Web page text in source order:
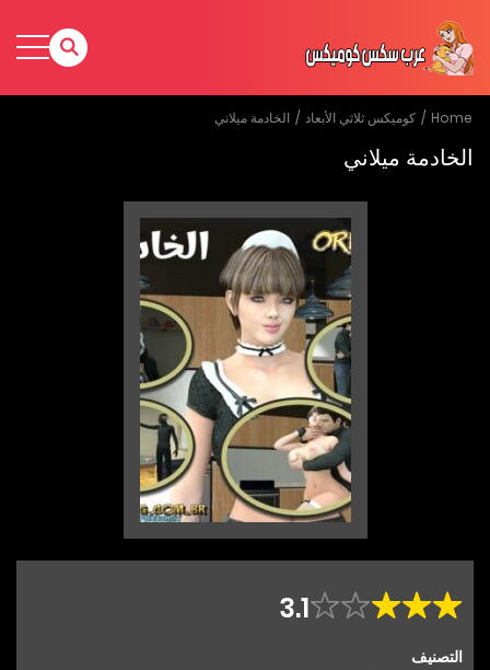
Home كوميكس ثلاثي الأبعاد الخادمة ميلاني
الخادمة ميلاني
3.1
التصنيف